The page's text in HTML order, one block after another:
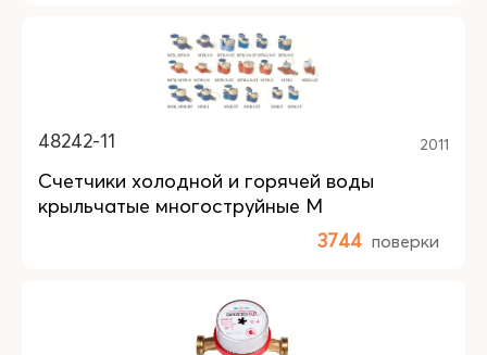
48242-11 2011
Счетчики холодной и горячей воды
крыльчатые многоструйные M
3744 поверки